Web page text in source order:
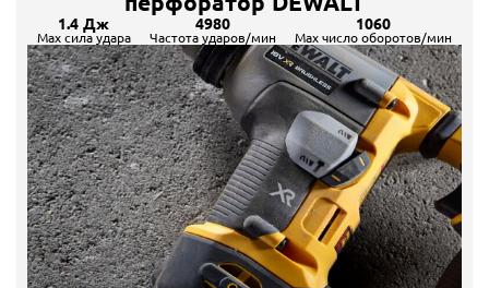
Max сила удара
1.4 Дж
Частота ударов/мин
4980
Max число оборотов/мин
1060